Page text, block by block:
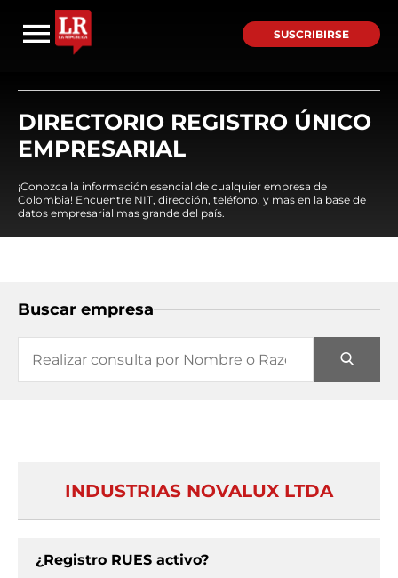
SUSCRIBIRSE
DIRECTORIO REGISTRO ÚNICO
EMPRESARIAL
¡Conozca la información esencial de cualquier empresa de
Colombia! Encuentre NIT, dirección, teléfono, y mas en la base de
datos empresarial mas grande del país.
Buscar empresa
INDUSTRIAS NOVALUX LTDA
¿Registro RUES activo?